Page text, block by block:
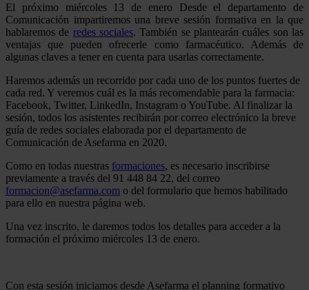
El próximo miércoles 13 de enero Desde el departamento de
Comunicación impartiremos una breve sesión formativa en la que
hablaremos de redes sociales. También se plantearán cuáles son las
ventajas que pueden ofrecerle como farmacéutico. Además de
algunas claves a tener en cuenta para usarlas correctamente.
Haremos además un recorrido por cada uno de los puntos fuertes de
cada red. Y veremos cuál es la más recomendable para la farmacia:
Facebook, Twitter, LinkedIn, Instagram o YouTube. Al finalizar la
sesión, todos los asistentes recibirán por correo electrónico la breve
guía de redes sociales elaborada por el departamento de
Comunicación de Asefarma en 2020.
Como en todas nuestras formaciones, es necesario inscribirse
previamente a través del 91 448 84 22, del correo
formacion@asefarma.com o del formulario que hemos habilitado
para ello en nuestra página web.
Una vez inscrito, le daremos todos los detalles para acceder a la
formación el próximo miércoles 13 de enero.
Con esta sesión iniciamos desde Asefarma el planning formativo